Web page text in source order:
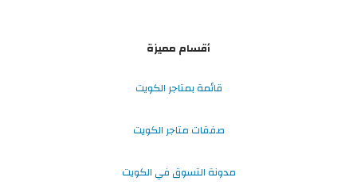
أقسام مميزة
قائمة بمتاجر الكويت
صفقات متاجر الكويت
مدونة التسوق في الكويت